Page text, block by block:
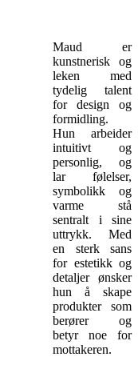
Maud er
kunstnerisk og
leken med
tydelig talent
for design og
formidling.
Hun arbeider
intuitivt og
personlig, og
lar følelser,
symbolikk og
varme stå
sentralt i sine
uttrykk. Med
en sterk sans
for estetikk og
detaljer ønsker
hun å skape
produkter som
berører og
betyr noe for
mottakeren.